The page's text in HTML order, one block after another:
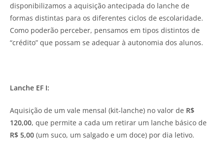
disponibilizamos a aquisição antecipada do lanche de
formas distintas para os diferentes ciclos de escolaridade.
Como poderão perceber, pensamos em tipos distintos de
“crédito” que possam se adequar à autonomia dos alunos.
Lanche EF I:
Aquisição de um vale mensal (kit-lanche) no valor de R$
120,00, que permite a cada um retirar um lanche básico de
R$ 5,00 (um suco, um salgado e um doce) por dia letivo.